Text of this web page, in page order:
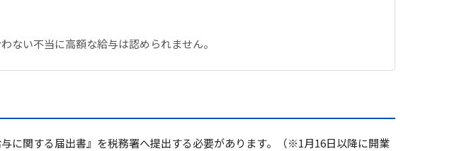
ない不当に高額な給与は認められません。
に関する届出書』 を税務署へ提出する必要があります。（※1月16日以降に開業